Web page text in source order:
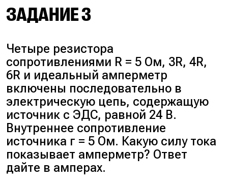
Запишем закон Ома для полной
цепи и выберем произвольную
$I = \frac{\varepsilon}{R+r}$
$6 = \frac{18}{2+r} \Rightarrow 2+r
= \frac{18}{6}$
$2+r = 3$
$r = 1 \text{ Ом.}$
ЗАДАНИЕ 3
Четыре резистора
сопротивлениями R = 5 Ом, 3R, 4R,
6R и идеальный амперметр
включены последовательно в
электрическую цепь, содержащую
источник с ЭДС, равной 24 В.
Внутреннее сопротивление
источника г = 5 Ом. Какую силу тока
показывает амперметр? Ответ
дайте в амперах.